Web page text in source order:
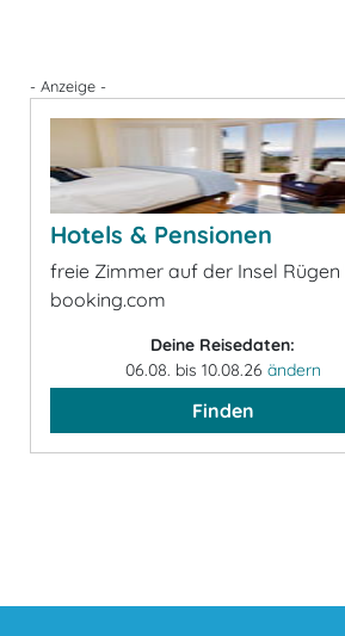
- Anzeige -
Hotels & Pensionen
freie Zimmer auf der Insel Rügen
booking.com
Deine Reisedaten:
06.08. bis 10.08.26 ändern
Finden